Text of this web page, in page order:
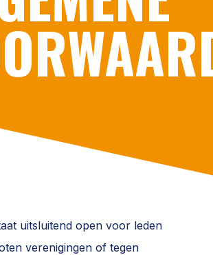
uitsluitend open voor leden
verenigingen of tegen